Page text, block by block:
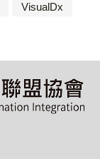
VisualDx